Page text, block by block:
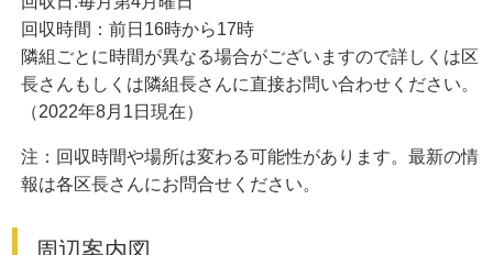
回収時間：前日16時から17時
隣組ごとに時間が異なる場合がございますので詳しくは区
長さんもしくは隣組長さんに直接お問い合わせください。
（2022年8月1日現在）
注：回収時間や場所は変わる可能性があります。最新の情
報は各区長さんにお問合せください。